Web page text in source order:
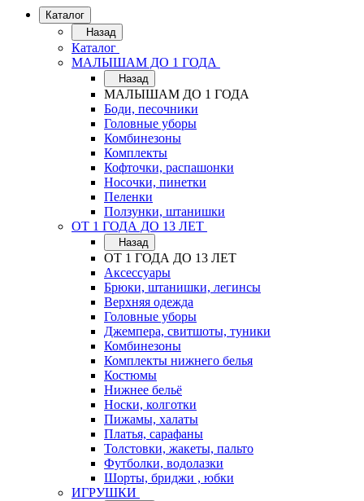
Каталог
Назад
Каталог
МАЛЫШАМ ДО 1 ГОДА
Назад
МАЛЫШАМ ДО 1 ГОДА
Боди, песочники
Головные уборы
Комбинезоны
Комплекты
Кофточки, распашонки
Носочки, пинетки
Пеленки
Ползунки, штанишки
ОТ 1 ГОДА ДО 13 ЛЕТ
Назад
ОТ 1 ГОДА ДО 13 ЛЕТ
Аксессуары
Брюки, штанишки, легинсы
Верхняя одежда
Головные уборы
Джемпера, свитшоты, туники
Комбинезоны
Комплекты нижнего белья
Костюмы
Нижнее бельё
Носки, колготки
Пижамы, халаты
Платья, сарафаны
Толстовки, жакеты, пальто
Футболки, водолазки
Шорты, бриджи , юбки
ИГРУШКИ